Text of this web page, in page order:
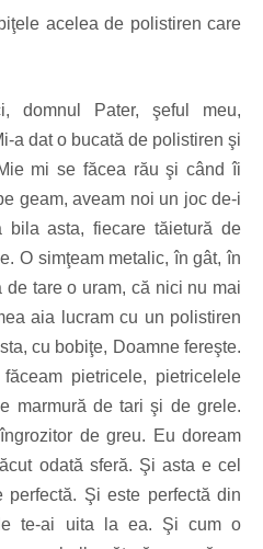
acelea de polistiren care
domnul Pater, şeful meu,
a dat o bucată de polistiren şi
mi se făcea rău şi când îi
geam, aveam noi un joc de-i
bila asta, fiecare tăietură de
O simţeam metalic, în gât, în
tare o uram, că nici nu mai
aia lucram cu un polistiren
cu bobiţe, Doamne fereşte.
pietricele, pietricelele
marmură de tari şi de grele.
de greu. Eu doream
odată sferă. Şi asta e cel
Şi este perfectă din
te-ai uita la ea. Şi cum o